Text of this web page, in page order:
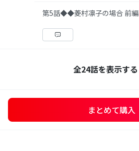
第5話◆◆菱村凛子の場合 前編
全24話を表示する
まとめて購入